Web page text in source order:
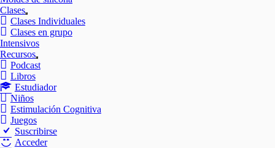
Clases
Mostrar
el
submenú
Clases Individuales
Clases en grupo
Intensivos
Recursos
Mostrar
el
Podcast
Libros
Estudiador
Niños
Estimulación Cognitiva
Juegos
Suscribirse
Acceder